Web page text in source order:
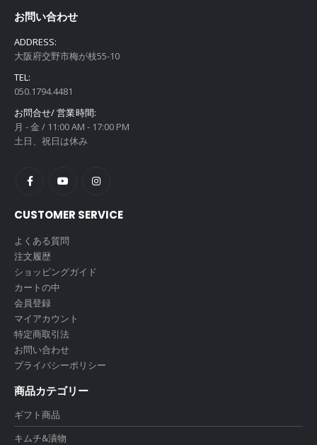
お問い合わせ
ADDRESS:
大阪府交野市梅が枝55-10
TEL:
050.1794.4481
お問合せ/ 営業時間:
月 - 金 / 11:00 AM - 17:00 PM
土日、祝日は休み
CUSTOMER SERVICE
よくある質問
注文履歴
ショッピングガイド
カートの中
会員登録
マイアカウント
特定商取引法
お問い合わせ
プライバシーポリシー
商品カテゴリー
ギフト商品
キムチ&漬物